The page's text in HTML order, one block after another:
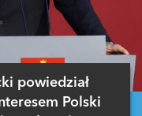
powiedział
Polski